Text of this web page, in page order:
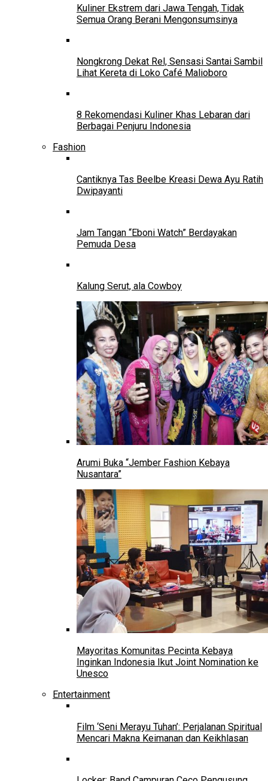
Kuliner Ekstrem dari Jawa Tengah, Tidak
Semua Orang Berani Mengonsumsinya
Nongkrong Dekat Rel, Sensasi Santai Sambil
Lihat Kereta di Loko Café Malioboro
8 Rekomendasi Kuliner Khas Lebaran dari
Berbagai Penjuru Indonesia
Fashion
Cantiknya Tas Beelbe Kreasi Dewa Ayu Ratih
Dwipayanti
Jam Tangan “Eboni Watch” Berdayakan
Pemuda Desa
Kalung Serut, ala Cowboy
Arumi Buka “Jember Fashion Kebaya
Nusantara”
Mayoritas Komunitas Pecinta Kebaya
Inginkan Indonesia Ikut Joint Nomination ke
Unesco
Entertainment
Film ‘Seni Merayu Tuhan’: Perjalanan Spiritual
Mencari Makna Keimanan dan Keikhlasan